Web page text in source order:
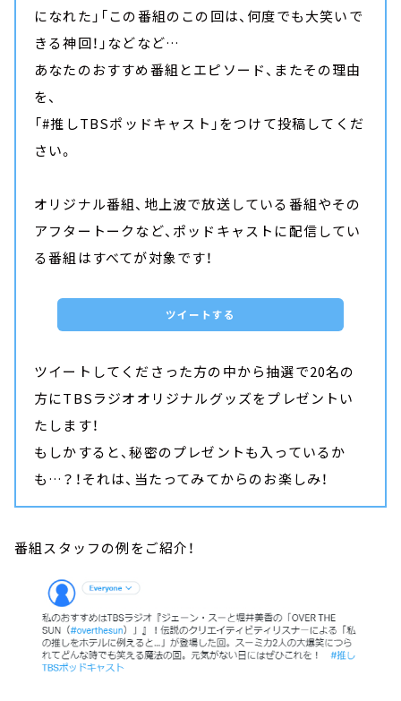
になれた」「この番組のこの回は、何度でも大笑いで
きる神回！」などなど…
あなたのおすすめ番組とエピソード、またその理由
を、
「#推しTBSポッドキャスト」をつけて投稿してくだ
さい。
オリジナル番組、地上波で放送している番組やその
アフタートークなど、ポッドキャストに配信してい
る番組はすべてが対象です！
ツイートする
ツイートしてくださった方の中から抽選で20名の
方にTBSラジオオリジナルグッズをプレゼントい
たします！
もしかすると、秘密のプレゼントも入っているか
も…？！それは、当たってみてからのお楽しみ！
番組スタッフの例をご紹介！